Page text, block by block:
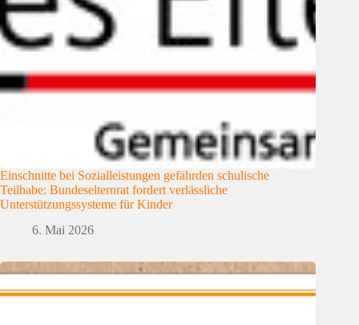
Einschnitte bei Sozialleistungen gefährden schulische
Teilhabe: Bundeselternrat fordert verlässliche
Unterstützungssysteme für Kinder
6. Mai 2026